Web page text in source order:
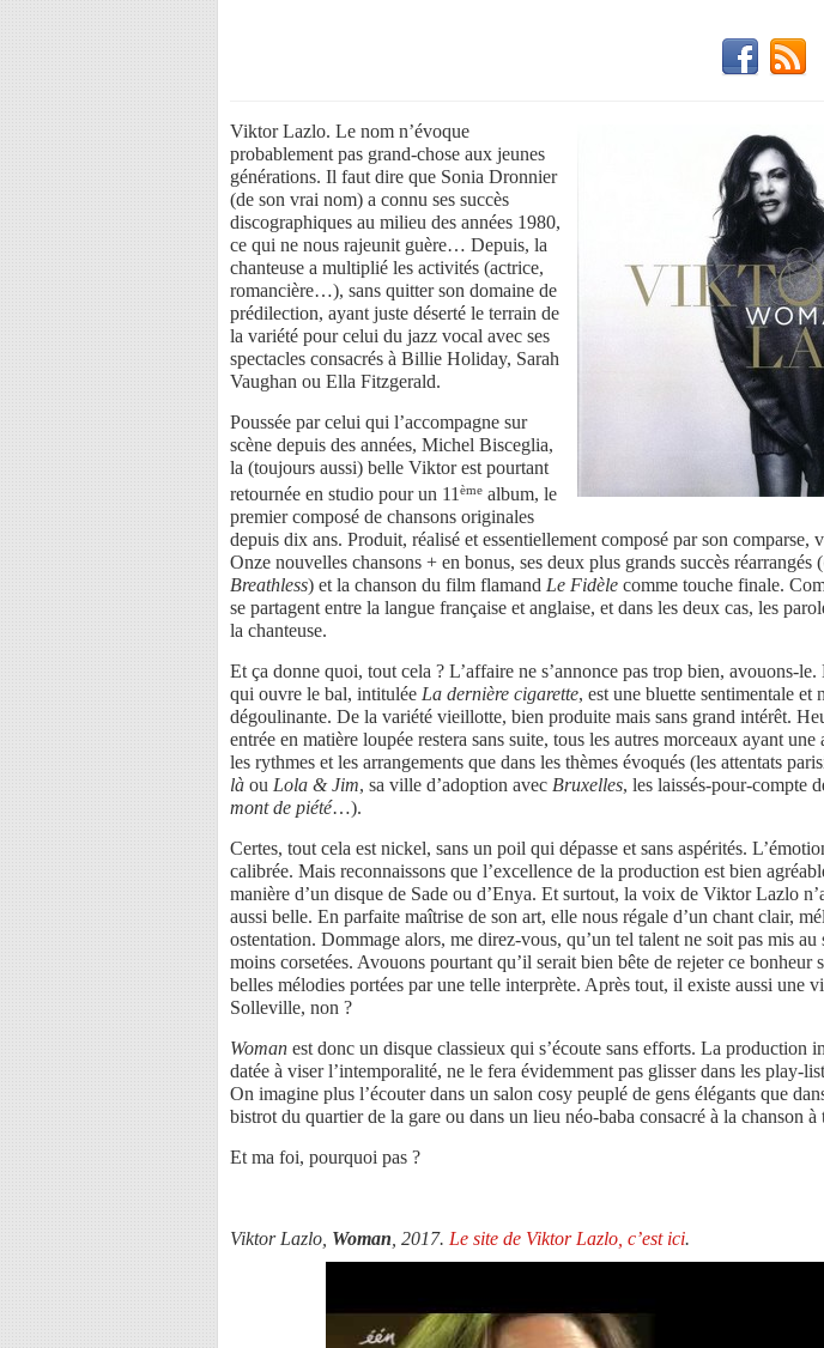
Viktor Lazlo. Le nom n’évoque
probablement pas grand-chose aux jeunes
générations. Il faut dire que Sonia Dronnier
(de son vrai nom) a connu ses succès
discographiques au milieu des années 1980,
ce qui ne nous rajeunit guère… Depuis, la
chanteuse a multiplié les activités (actrice,
romancière…), sans quitter son domaine de
prédilection, ayant juste déserté le terrain de
la variété pour celui du jazz vocal avec ses
spectacles consacrés à Billie Holiday, Sarah
Vaughan ou Ella Fitzgerald.
Poussée par celui qui l’accompagne sur
scène depuis des années, Michel Bisceglia,
la (toujours aussi) belle Viktor est pourtant
retournée en studio pour un 11 ème album, le
premier composé de chansons originales
depuis dix ans. Produit, réalisé et essentiellement composé par son comparse,
Onze nouvelles chansons + en bonus, ses deux plus grands succès réarrangés (
Breathless) et la chanson du film flamand Le Fidèle comme touche finale.
se partagent entre la langue française et anglaise, et dans les deux cas, les
la chanteuse.
Et ça donne quoi, tout cela ? L’affaire ne s’annonce pas trop bien, avouons-
qui ouvre le bal, intitulée La dernière cigarette, est une bluette sentimentale et
dégoulinante. De la variété vieillotte, bien produite mais sans grand intérêt.
entrée en matière loupée restera sans suite, tous les autres morceaux ayant une
les rythmes et les arrangements que dans les thèmes évoqués (les attentats
là ou Lola & Jim, sa ville d’adoption avec Bruxelles, les laissés-pour-compte
mont de piété…).
Certes, tout cela est nickel, sans un poil qui dépasse et sans aspérités.
calibrée. Mais reconnaissons que l’excellence de la production est bien
manière d’un disque de Sade ou d’Enya. Et surtout, la voix de Viktor Lazlo
aussi belle. En parfaite maîtrise de son art, elle nous régale d’un chant clair,
ostentation. Dommage alors, me direz-vous, qu’un tel talent ne soit pas mis au
moins corsetées. Avouons pourtant qu’il serait bien bête de rejeter ce bonheur
belles mélodies portées par une telle interprète. Après tout, il existe aussi une
Solleville, non ?
Woman est donc un disque classieux qui s’écoute sans efforts. La production
datée à viser l’intemporalité, ne le fera évidemment pas glisser dans les play-
On imagine plus l’écouter dans un salon cosy peuplé de gens élégants que
bistrot du quartier de la gare ou dans un lieu néo-baba consacré à la chanson à
Et ma foi, pourquoi pas ?
Viktor Lazlo, Woman , 2017. Le site de Viktor Lazlo, c’est ici.